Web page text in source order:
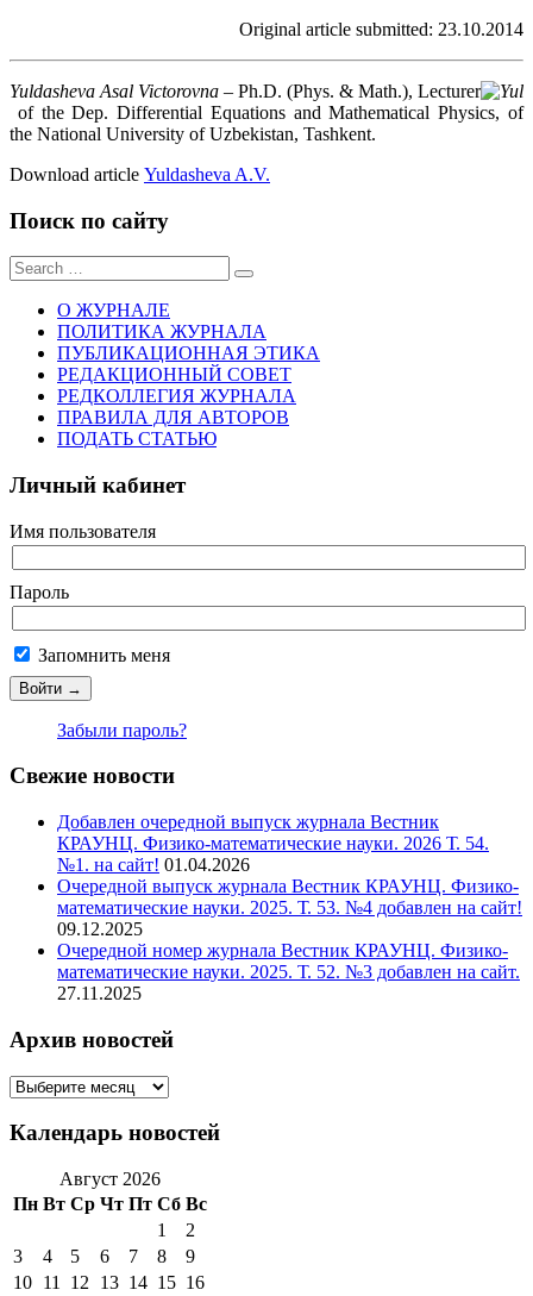
Original article submitted: 23.10.2014
Yuldasheva Asal Victorovna – Ph.D. (Phys. & Math.), Lecturer
of the Dep. Differential Equations and Mathematical Physics, of
the National University of Uzbekistan, Tashkent.
Download article Yuldasheva A.V.
Поиск по сайту
Sear
for:
О ЖУРНАЛЕ
ПОЛИТИКА ЖУРНАЛА
ПУБЛИКАЦИОННАЯ ЭТИКА
РЕДАКЦИОННЫЙ СОВЕТ
РЕДКОЛЛЕГИЯ ЖУРНАЛА
ПРАВИЛА ДЛЯ АВТОРОВ
ПОДАТЬ СТАТЬЮ
Личный кабинет
Имя пользователя
Пароль
Запомнить меня
Забыли пароль?
Свежие новости
Добавлен очередной выпуск журнала Вестник
КРАУНЦ. Физико-математические науки. 2026 Т. 54.
№1. на сайт! 01.04.2026
Очередной выпуск журнала Вестник КРАУНЦ. Физико-
математические науки. 2025. Т. 53. №4 добавлен на сайт!
09.12.2025
Очередной номер журнала Вестник КРАУНЦ. Физико-
математические науки. 2025. Т. 52. №3 добавлен на сайт.
27.11.2025
Архив новостей
Архив
Календарь новостей
Август 2026
Пн Вт Ср Чт Пт Сб Вс
1
2
3
4 5 6 7 8
9
10 11 12 13 14 15 16